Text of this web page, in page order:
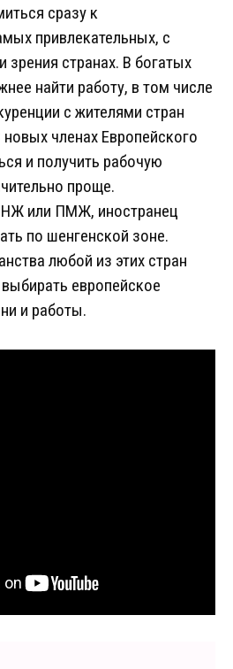
сразу к
привлекательных, с
зрения странах. В богатых
найти работу, в том числе
с жителями стран
членах Европейского
и получить рабочую
проще.
или ПМЖ, иностранец
по шенгенской зоне.
любой из этих стран
европейское
и работы.